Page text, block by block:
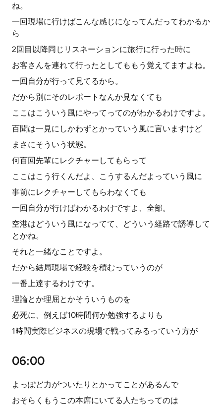
ね。
一回現場に行けばこんな感じになってんだってわかるか
ら
2回目以降同じリスネーションに旅行に行った時に
お客さんを連れて行ったとしてももう覚えてますよね。
一回自分が行って見てるから。
だから別にそのレポートなんか見なくても
ここはこういう風にやってってのがわかるわけですよ。
百聞は一見にしかわずとかっていう風に言いますけど
まさにそういう状態。
何百回先輩にレクチャーしてもらって
ここはこう行くんだよ、こうするんだよっていう風に
事前にレクチャーしてもらわなくても
一回自分が行けばわかるわけですよ、全部。
空港はどういう風になってて、どういう経路で誘導して
とかね。
それと一緒なことですよ。
だから結局現場で経験を積むっていうのが
一番上達するわけです。
理論とか理屈とかそういうものを
必死に、例えば10時間何か勉強するよりも
1時間実際ビジネスの現場で戦ってみるっていう方が
06:00
よっぽど力がついたりとかってことがあるんで
おそらくもうこの本席にいてる人たちってのは